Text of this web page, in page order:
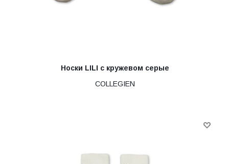
Носки LILI с кружевом серые
COLLEGIEN